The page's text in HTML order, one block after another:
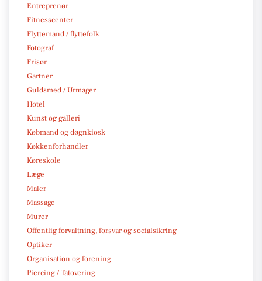
Entreprenør
Fitnesscenter
Flyttemand / flyttefolk
Fotograf
Frisør
Gartner
Guldsmed / Urmager
Hotel
Kunst og galleri
Købmand og døgnkiosk
Køkkenforhandler
Køreskole
Læge
Maler
Massage
Murer
Offentlig forvaltning, forsvar og socialsikring
Optiker
Organisation og forening
Piercing / Tatovering